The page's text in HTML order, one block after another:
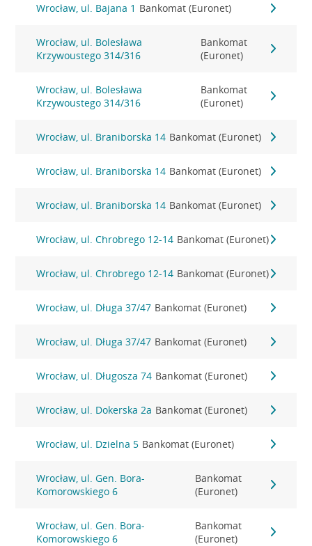
Wrocław, ul. Bajana 1 Bankomat (Euronet)
Wrocław, ul. Bolesława
Krzywoustego 314/316
Bankomat
(Euronet)
Wrocław, ul. Bolesława
Krzywoustego 314/316
Bankomat
(Euronet)
Wrocław, ul. Braniborska 14 Bankomat (Euronet)
Wrocław, ul. Braniborska 14 Bankomat (Euronet)
Wrocław, ul. Braniborska 14 Bankomat (Euronet)
Wrocław, ul. Chrobrego 12-14 Bankomat (Euronet)
Wrocław, ul. Chrobrego 12-14 Bankomat (Euronet)
Wrocław, ul. Długa 37/47 Bankomat (Euronet)
Wrocław, ul. Długa 37/47 Bankomat (Euronet)
Wrocław, ul. Długosza 74 Bankomat (Euronet)
Wrocław, ul. Dokerska 2a Bankomat (Euronet)
Wrocław, ul. Dzielna 5 Bankomat (Euronet)
Wrocław, ul. Gen. Bora-
Komorowskiego 6
Bankomat
(Euronet)
Wrocław, ul. Gen. Bora-
Komorowskiego 6
Bankomat
(Euronet)